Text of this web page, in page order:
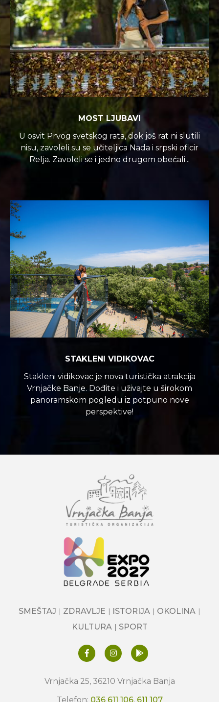
MOST LJUBAVI
U osvit Prvog svetskog rata, dok još rat ni slutili
nisu, zavoleli su se učiteljica Nada i srpski oficir
Relja. Zavoleli se i jedno drugom obećali...
STAKLENI VIDIKOVAC
Stakleni vidikovac je nova turistička atrakcija
Vrnjačke Banje. Dođite i uživajte u širokom
panoramskom pogledu iz potpuno nove
perspektive!
SMEŠTAJ ZDRAVLJE ISTORIJA
OKOLINA
KULTURA
SPORT
Vrnjačka 25, 36210 Vrnjačka Banja
Telefon: 036 611 106, 611 107